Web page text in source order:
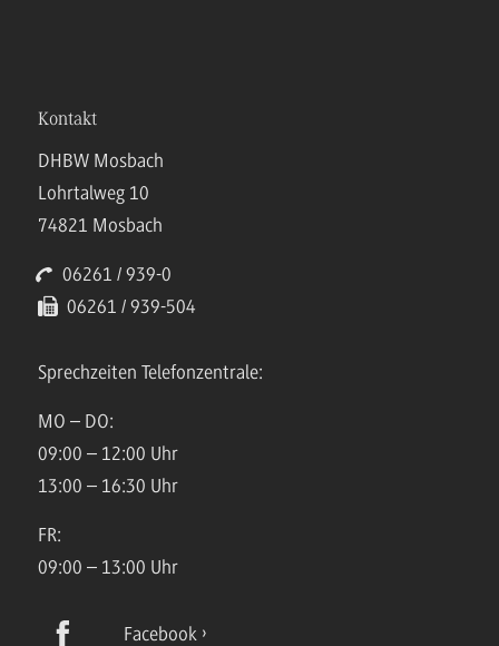
Kontakt
DHBW Mosbach
Lohrtalweg 10
74821 Mosbach
06261 / 939-0
06261 / 939-504
Sprechzeiten Telefonzentrale:
MO – DO:
09:00 – 12:00 Uhr
13:00 – 16:30 Uhr
FR:
09:00 – 13:00 Uhr
Facebook